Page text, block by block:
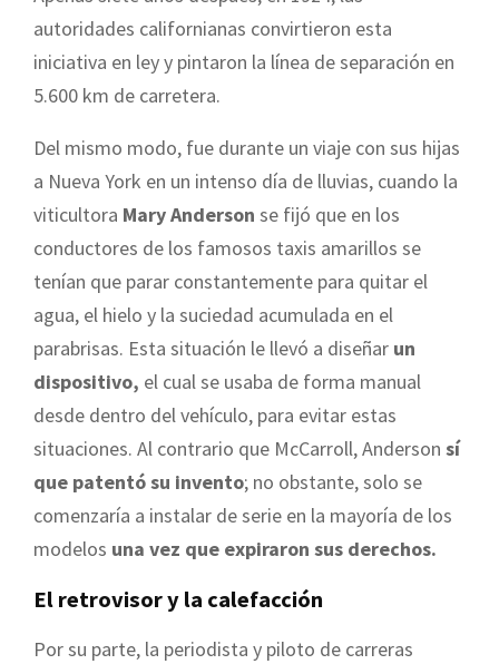
autoridades californianas convirtieron esta
iniciativa en ley y pintaron la línea de separación en
5.600 km de carretera.
Del mismo modo, fue durante un viaje con sus hijas
a Nueva York en un intenso día de lluvias, cuando la
viticultora Mary Anderson se fijó que en los
conductores de los famosos taxis amarillos se
tenían que parar constantemente para quitar el
agua, el hielo y la suciedad acumulada en el
parabrisas. Esta situación le llevó a diseñar un
dispositivo, el cual se usaba de forma manual
desde dentro del vehículo, para evitar estas
situaciones. Al contrario que McCarroll, Anderson sí
que patentó su invento; no obstante, solo se
comenzaría a instalar de serie en la mayoría de los
modelos una vez que expiraron sus derechos.
El retrovisor y la calefacción
Por su parte, la periodista y piloto de carreras